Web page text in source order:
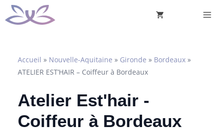
Aller
au
Accueil » Nouvelle-Aquitaine » Gironde » Bordeaux »
ATELIER EST’HAIR – Coiffeur à Bordeaux
Atelier Est'hair -
Coiffeur à Bordeaux